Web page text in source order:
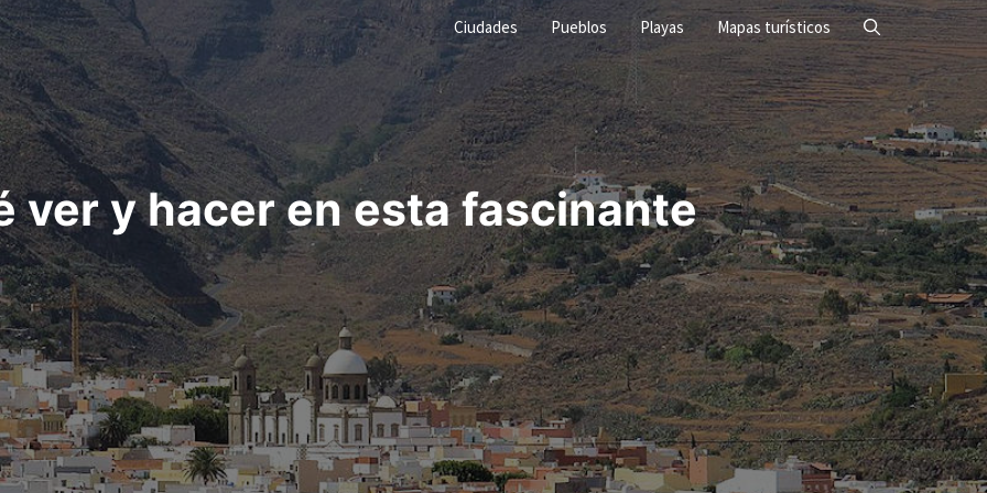
Ciudades Pueblos Playas Mapas turísticos
ver y hacer en esta fascinante